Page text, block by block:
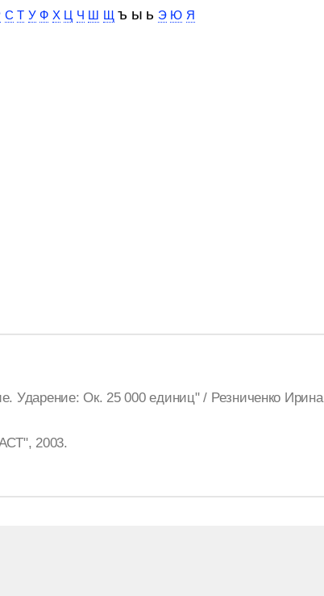
С Т У Ф Х Ц Ч Ш Щ ъ ы ь Э Ю Я
Ударение: Ок. 25 000 единиц" / Резниченко Ирина
2003.